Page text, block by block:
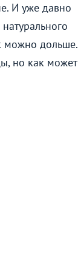
И уже давно
можно дольше.
но как может